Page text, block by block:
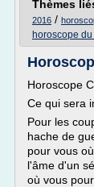
Thèmes
2016 /
horoscope
Horoscope
Ce qui sera
Pour les
hache de
pour vous
l'âme d'un
où vous